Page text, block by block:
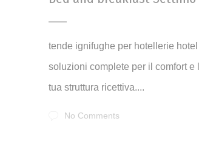
tende ignifughe per hotellerie
soluzioni complete per il comfort e
tua struttura ricettiva....
No Comments